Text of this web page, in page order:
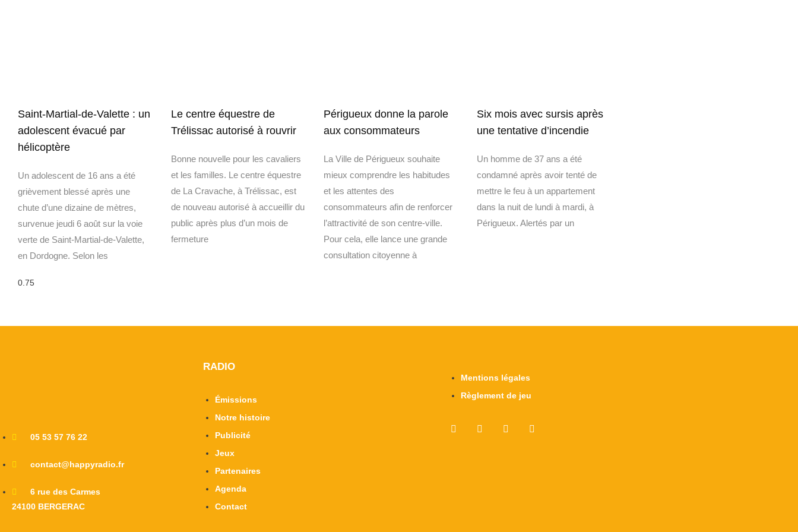
Saint-Martial-de-Valette : un
adolescent évacué par
hélicoptère
Un adolescent de 16 ans a été
grièvement blessé après une
chute d’une dizaine de mètres,
survenue jeudi 6 août sur la voie
verte de Saint-Martial-de-Valette,
en Dordogne. Selon les
Le centre équestre de
Trélissac autorisé à rouvrir
Bonne nouvelle pour les cavaliers
et les familles. Le centre équestre
de La Cravache, à Trélissac, est
de nouveau autorisé à accueillir du
public après plus d’un mois de
fermeture
Périgueux donne la parole
aux consommateurs
La Ville de Périgueux souhaite
mieux comprendre les habitudes
et les attentes des
consommateurs afin de renforcer
l’attractivité de son centre-ville.
Pour cela, elle lance une grande
consultation citoyenne à
Six mois avec sursis après
une tentative d’incendie
Un homme de 37 ans a été
condamné après avoir tenté de
mettre le feu à un appartement
dans la nuit de lundi à mardi, à
Périgueux. Alertés par un
05 53 57 76 22
contact@happyradio.fr
6 rue des Carmes
24100 BERGERAC
RADIO
Émissions
Notre histoire
Publicité
Jeux
Partenaires
Agenda
Contact
Mentions légales
Règlement de jeu